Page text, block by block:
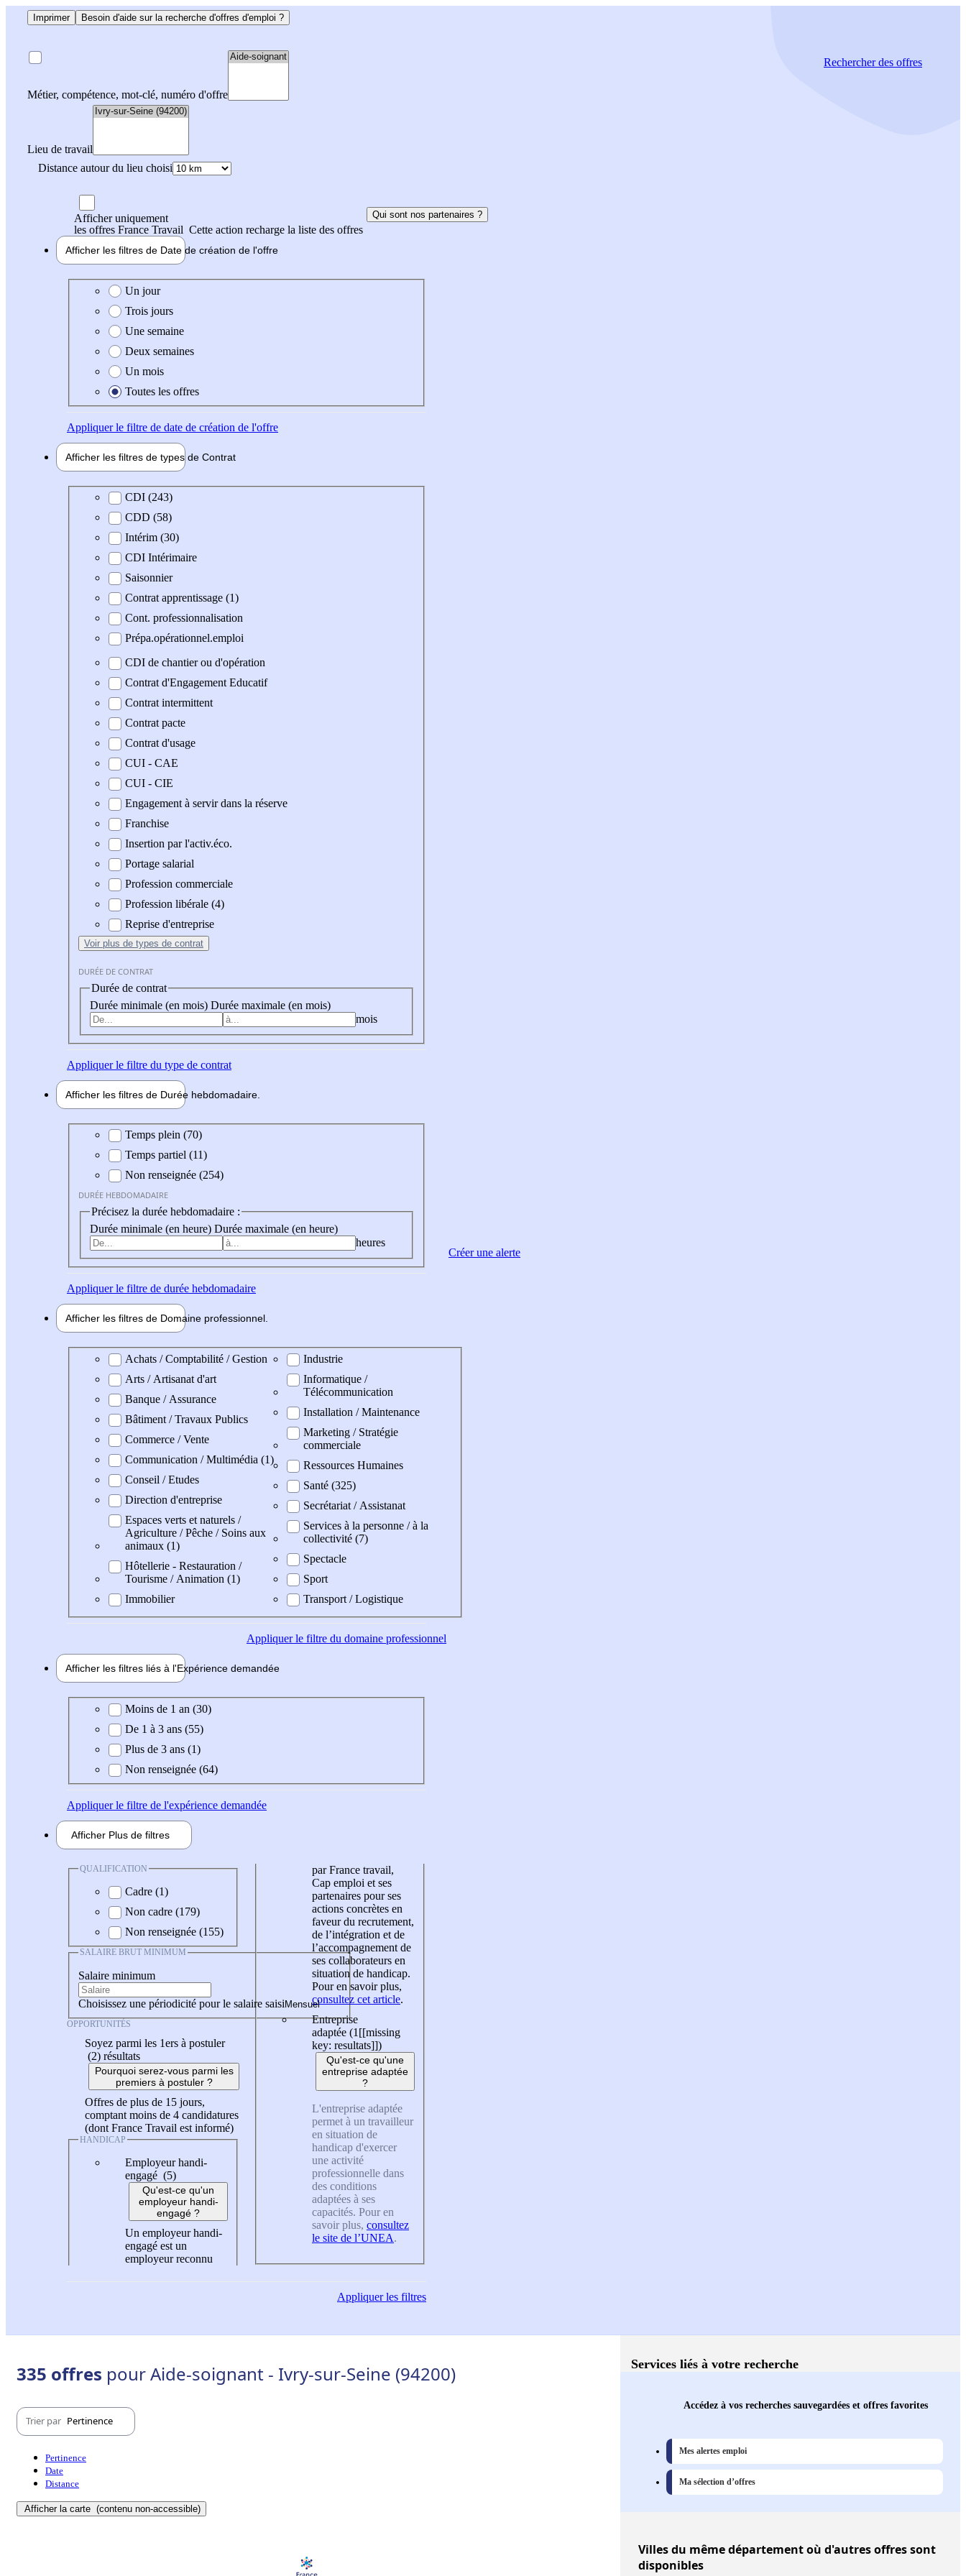
Imprimer Besoin d'aide sur la recherche d'offres d'emploi ?
Métier, compétence, mot-clé, numéro d'offre
Lieu de travail
Distance autour du lieu choisi
Rechercherdes offres
Afficher uniquement
les offres France Travail Cette action recharge la liste des offres
Qui sont nos partenaires ?
Afficher les filtres de Date de création de l'offre
Date de création de l'offre
Un jour
Trois jours
Une semaine
Deux semaines
Un mois
Toutes les offres
Appliquerle filtre de date de création de l'offre
Afficher les filtres de types de Contrat
Type de contratCDI (243)
CDD (58)
Intérim (30)
CDI Intérimaire
Saisonnier
Contrat apprentissage (1)
Cont. professionnalisation
Prépa.opérationnel.emploi
CDI de chantier ou d'opération
Contrat d'Engagement Educatif
Contrat intermittent
Contrat pacte
Contrat d'usage
CUI - CAE
CUI - CIE
Engagement à servir dans la réserve
Franchise
Insertion par l'activ.éco.
Portage salarial
Profession commerciale
Profession libérale (4)
Reprise d'entreprise
Voir plus de types de contrat
DURÉE DE CONTRAT
Durée de contrat
Durée minimale (en mois) Durée maximale (en mois)
mois
Appliquerle filtre du type de contrat
Afficher les filtres de Durée hebdomadaire
Durée hebdomadaire
Temps plein (70)
Temps partiel (11)
Non renseignée (254)
DURÉE HEBDOMADAIRE
Précisez la durée hebdomadaire :
Durée minimale (en heure) Durée maximale (en heure)
heures
Appliquerle filtre de durée hebdomadaire
Afficher les filtres de Domaine professionnel
Domaine professionel
Achats / Comptabilité / Gestion
Arts / Artisanat d'art
Banque / Assurance
Bâtiment / Travaux Publics
Commerce / Vente
Communication / Multimédia (1)
Conseil / Etudes
Direction d'entreprise
Espaces verts et naturels /
Agriculture / Pêche / Soins aux
animaux (1)
Hôtellerie - Restauration /
Tourisme / Animation (1)
Immobilier
Industrie
Informatique /
Télécommunication
Installation / Maintenance
Marketing / Stratégie
commerciale
Ressources Humaines
Santé (325)
Secrétariat / Assistanat
Services à la personne / à la
collectivité (7)
Spectacle
Sport
Transport / Logistique
Appliquerle filtre du domaine professionnel
Afficher les filtres liés à l'Expérience demandée
Expérience demandée
Moins de 1 an (30)
De 1 à 3 ans (55)
Plus de 3 ans (1)
Non renseignée (64)
Appliquerle filtre de l'expérience demandée
Afficher Plus de filtres
QUALIFICATION
Cadre (1)
Non cadre (179)
Non renseignée (155)
SALAIRE BRUT MINIMUM
Salaire minimum
Choisissez une périodicité pour le salaire saisi
OPPORTUNITÉS
Soyez parmi les 1ers à postuler
(2) résultats
Pourquoi serez-vous parmi les
premiers à postuler ?
Offres de plus de 15 jours,
comptant moins de 4 candidatures
(dont France Travail est informé)
HANDICAP
Employeur handi-
engagé (5)
Qu'est-ce qu'un
employeur handi-
engagé ?
Un employeur handi-
engagé est un
employeur reconnu
par France travail,
Cap emploi et ses
partenaires pour ses
actions concrètes en
faveur du recrutement,
de l’intégration et de
l’accompagnement de
ses collaborateurs en
situation de handicap.
Pour en savoir plus,
consultez cet article.
Entreprise
adaptée (1 [[missing
key: resultats]])
Qu'est-ce qu'une
entreprise adaptée
?
L'entreprise adaptée
permet à un travailleur
en situation de
handicap d'exercer
une activité
professionnelle dans
des conditions
adaptées à ses
capacités. Pour en
savoir plus, consultez
le site de l’UNEA.
Appliquerles filtres
Créer une alerte
335 offres pour Aide-soignant - Ivry-sur-Seine (94200)
Trier par Pertinence
Pertinence
Date
Distance
Afficher la carte (contenu non-accessible)
Services liés à votre recherche
Accédez à vos recherches sauvegardées et offres favorites
Mes alertes emploi
Ma sélection d’offres
Villesdu même département où d'autres offres sont
disponibles